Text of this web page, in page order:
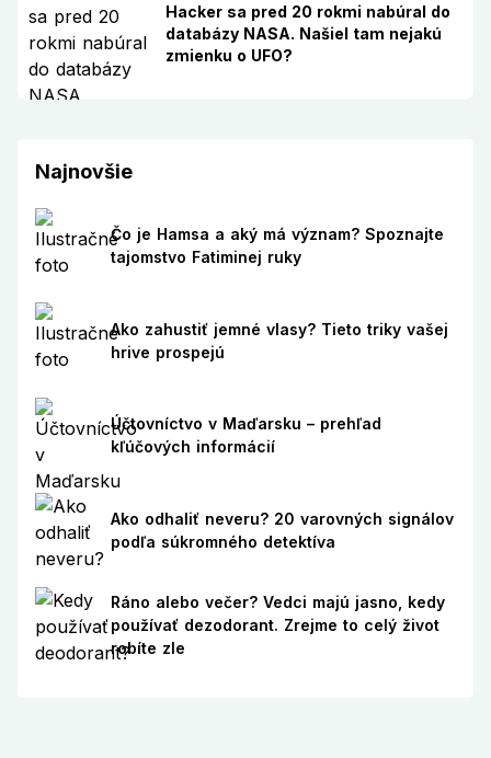
Hacker sa pred 20 rokmi nabúral do
databázy NASA. Našiel tam nejakú
zmienku o UFO?
Najnovšie
Čo je Hamsa a aký má význam? Spoznajte
tajomstvo Fatiminej ruky
Ako zahustiť jemné vlasy? Tieto triky vašej
hrive prospejú
Účtovníctvo v Maďarsku – prehľad
kľúčových informácií
Ako odhaliť neveru? 20 varovných signálov
podľa súkromného detektíva
Ráno alebo večer? Vedci majú jasno, kedy
používať dezodorant. Zrejme to celý život
robíte zle